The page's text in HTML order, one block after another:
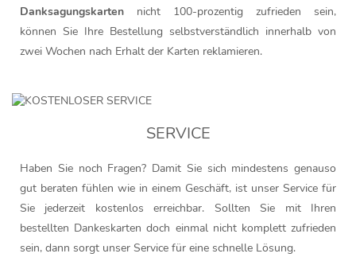
Danksagungskarten nicht 100-prozentig zufrieden sein,
können Sie Ihre Bestellung selbstverständlich innerhalb von
zwei Wochen nach Erhalt der Karten reklamieren.
SERVICE
Haben Sie noch Fragen? Damit Sie sich mindestens genauso
gut beraten fühlen wie in einem Geschäft, ist unser Service für
Sie jederzeit kostenlos erreichbar. Sollten Sie mit Ihren
bestellten Dankeskarten doch einmal nicht komplett zufrieden
sein, dann sorgt unser Service für eine schnelle Lösung.